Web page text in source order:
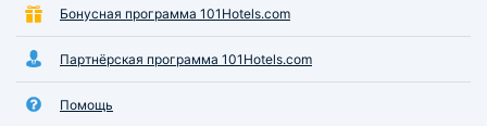
Бонусная программа 101Hotels.com
Партнёрская программа 101Hotels.com
Помощь